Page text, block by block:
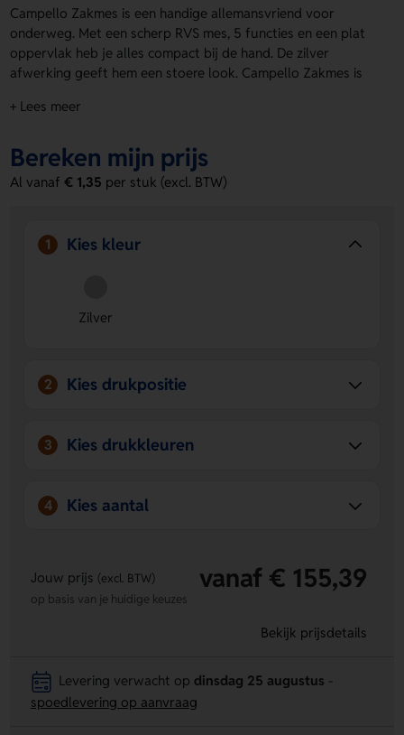
Campello Zakmes is een handige allemansvriend voor
onderweg. Met een scherp RVS mes, 5 functies en een plat
oppervlak heb je alles compact bij de hand. De zilver
afwerking geeft hem een stoere look. Campello Zakmes is
eigen ontwerp plaatsen op de rechter kant of linker kant.
Voordelen van de Campello Zakmes
Personalisatie mogelijk:
ontwerp aanbrengen op de rechter kant of linker kant.
+ Lees meer
Bereken mijn prijs
Al vanaf€ 1,35 per stuk (excl. BTW)
1 Kies kleur
Zilver
2 Kies drukpositie
3 Kies drukkleuren
4 Kies aantal
Jouw prijs (excl. BTW) vanaf € 155,39
op basis van je huidige keuzes
Bekijk prijsdetails
Levering verwacht op dinsdag 25 augustus
spoedlevering op aanvraag